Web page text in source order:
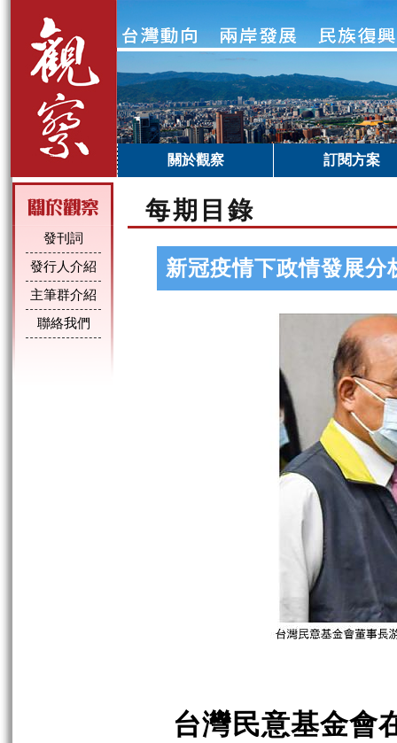
關於觀察 訂閱方案
發刊詞
發行人介紹
主筆群介紹
聯絡我們
每期目錄
新冠疫情下政情發展分
台灣民意基金會